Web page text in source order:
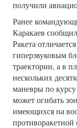
получили
Ранее
Каракаев
Ракета
гиперзвуковым
траектории, а в
нескольких
маневры по
может огибать
имеющихся на